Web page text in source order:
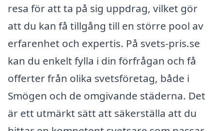
resa för att ta på sig uppdrag, vilket gör
att du kan få tillgång till en större pool av
erfarenhet och expertis. På svets-pris.se
kan du enkelt fylla i din förfrågan och få
offerter från olika svetsföretag, både i
Smögen och de omgivande städerna. Det
är ett utmärkt sätt att säkerställa att du